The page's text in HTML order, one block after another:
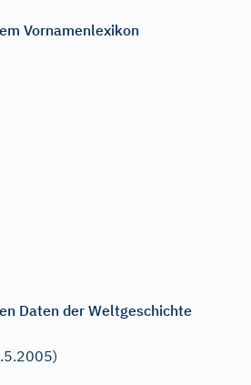
Vornamenlexikon
Daten der Weltgeschichte